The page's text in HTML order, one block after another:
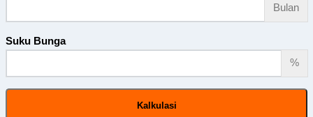
Bulan
Suku Bunga
%
Kalkulasi